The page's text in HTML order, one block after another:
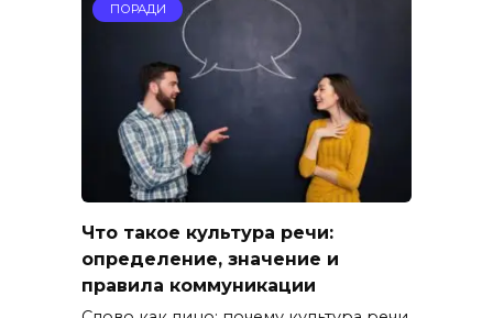
ПОРАДИ
Что такое культура речи:
определение, значение и
правила коммуникации